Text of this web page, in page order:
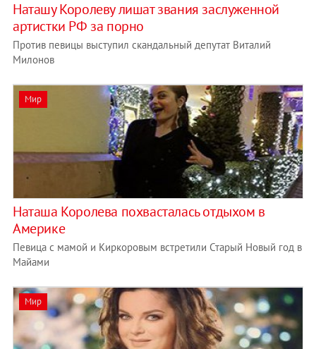
Наташу Королеву лишат звания заслуженной
артистки РФ за порно
Против певицы выступил скандальный депутат Виталий
Милонов
Мир
Наташа Королева похвасталась отдыхом в
Америке
Певица с мамой и Киркоровым встретили Старый Новый год в
Майами
Мир